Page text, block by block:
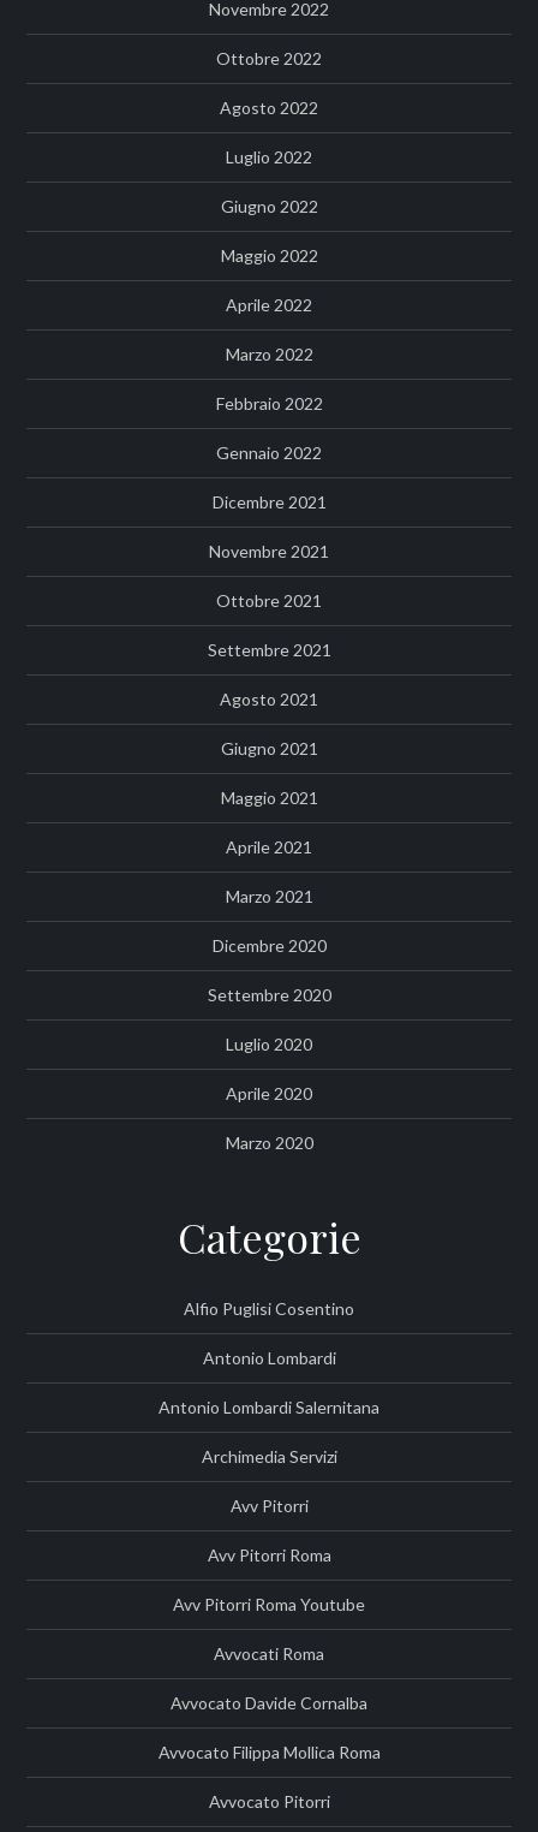
Novembre 2022
Ottobre 2022
Agosto 2022
Luglio 2022
Giugno 2022
Maggio 2022
Aprile 2022
Marzo 2022
Febbraio 2022
Gennaio 2022
Dicembre 2021
Novembre 2021
Ottobre 2021
Settembre 2021
Agosto 2021
Giugno 2021
Maggio 2021
Aprile 2021
Marzo 2021
Dicembre 2020
Settembre 2020
Luglio 2020
Aprile 2020
Marzo 2020
Categorie
Alfio Puglisi Cosentino
Antonio Lombardi
Antonio Lombardi Salernitana
Archimedia Servizi
Avv Pitorri
Avv Pitorri Roma
Avv Pitorri Roma Youtube
Avvocati Roma
Avvocato Davide Cornalba
Avvocato Filippa Mollica Roma
Avvocato Pitorri